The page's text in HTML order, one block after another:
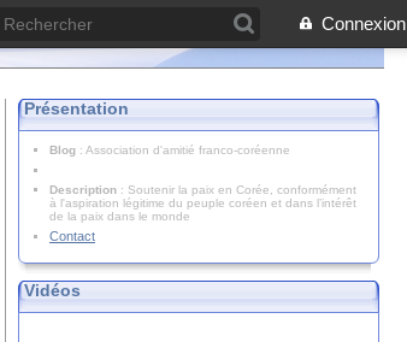
Connexion
Présentation
Blog : Association d'amitié franco-coréenne
Description : Soutenir la paix en Corée, conformément
à l'aspiration légitime du peuple coréen et dans l’intérêt
de la paix dans le monde
Contact
Vidéos